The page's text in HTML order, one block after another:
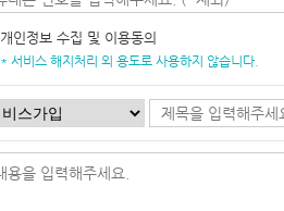
개인정보 수집 및 이용동의
* 서비스 해지처리 외 용도로 사용하지 않습니다.